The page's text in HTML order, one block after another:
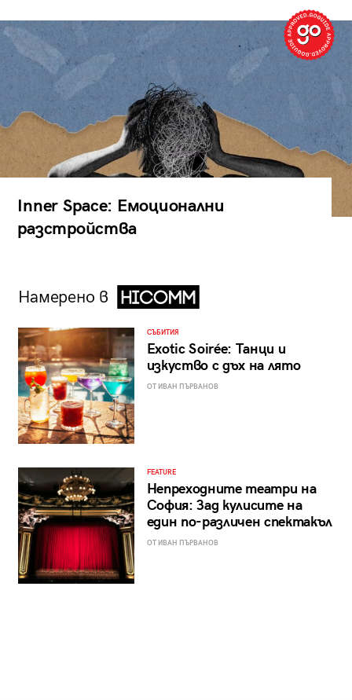
Inner Space: Емоционални
разстройства
Намерено в
СЪБИТИЯ
Exotic Soirée: Танци и
изкуство с дъх на лято
ОТ ИВАН ПЪРВАНОВ
FEATURE
Непреходните театри на
София: Зад кулисите на
един по-различен спектакъл
ОТ ИВАН ПЪРВАНОВ